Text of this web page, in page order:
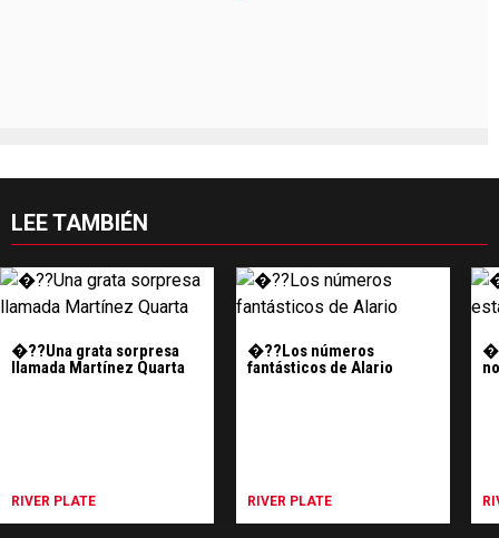
LEE TAMBIÉN
�??Una grata sorpresa
llamada Martínez Quarta
RIVER PLATE
�??Los números
fantásticos de Alario
RIVER PLATE